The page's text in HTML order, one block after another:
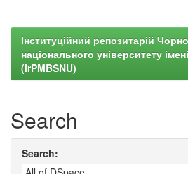
Інституційний репозитарій
національного університету
(irPMBSNU)
Search
Search: